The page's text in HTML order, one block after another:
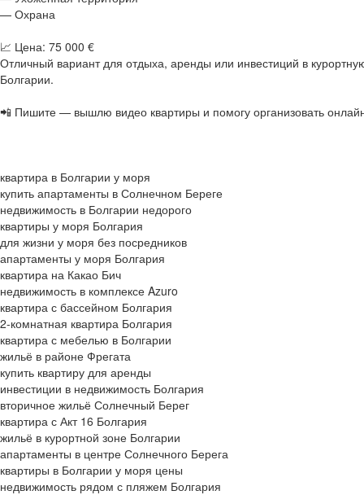
— Охрана
📈 Цена: 75 000 €
Отличный вариант для отдыха, аренды или инвестиций в
Болгарии.
📲 Пишите — вышлю видео квартиры и помогу организовать
квартира в Болгарии у моря
купить апартаменты в Солнечном Береге
недвижимость в Болгарии недорого
квартиры у моря Болгария
для жизни у моря без посредников
апартаменты у моря Болгария
квартира на Какао Бич
недвижимость в комплексе Azuro
квартира с бассейном Болгария
2-комнатная квартира Болгария
квартира с мебелью в Болгарии
жильё в районе Фрегата
купить квартиру для аренды
инвестиции в недвижимость Болгария
вторичное жильё Солнечный Берег
квартира с Акт 16 Болгария
жильё в курортной зоне Болгарии
апартаменты в центре Солнечного Берега
квартиры в Болгарии у моря цены
недвижимость рядом с пляжем Болгария